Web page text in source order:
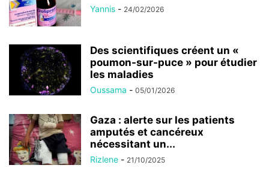
Yannis - 24/02/2026
Des scientifiques créent un «
poumon-sur-puce » pour étudier
les maladies
Oussama - 05/01/2026
Gaza : alerte sur les patients
amputés et cancéreux
nécessitant un...
Rizlene - 21/10/2025